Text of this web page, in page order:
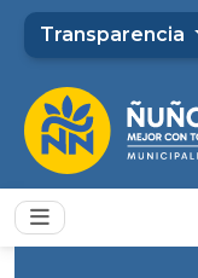
Transparencia